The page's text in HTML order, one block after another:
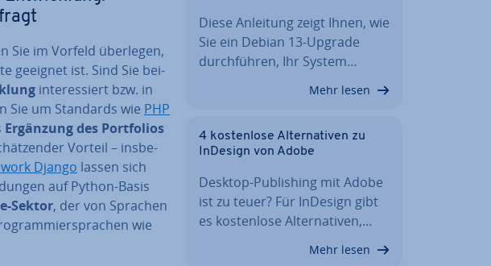
Sie im Vorfeld überlegen,
geeignet ist. Sind Sie bei­
in­ter­es­siert bzw. in
Sie um Standards wie PHP
Ergänzung des Port­fo­li­os
Vorteil – ins­be­
Django lassen sich
auf Python-Basis
Sektor, der von Sprachen
wie
Diese Anleitung zeigt Ihnen, wie
Sie ein Debian 13-Upgrade
durch­füh­ren, Ihr System…
Mehr lesen
4 kos­ten­lo­se Al­ter­na­ti­ven zu
InDesign von Adobe
Desktop-Pu­bli­shing mit Adobe
ist zu teuer? Für InDesign gibt
es kos­ten­lo­se Al­ter­na­ti­ven,…
Mehr lesen